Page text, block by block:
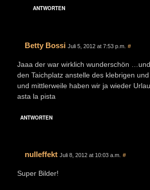
ANTWORTEN
Betty Bossi Juli 5, 2012 at 7:53 p.m. #
Jaaa der war wirklich wunderschön
den Taichplatz anstelle des klebrigen
und mittlerweile haben wir ja wieder
asta la pista
ANTWORTEN
nulleffekt Juli 8, 2012 at 10:03 a.m. #
Super Bilder!